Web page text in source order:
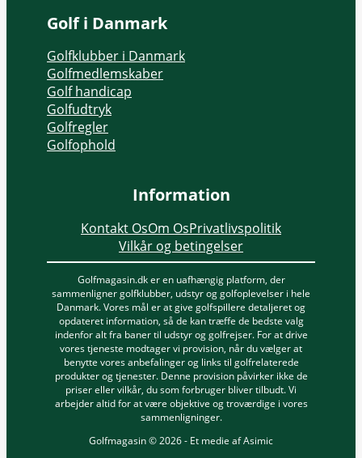
Golf i Danmark
Golfklubber i Danmark
Golfmedlemskaber
Golf handicap
Golfudtryk
Golfregler
Golfophold
Information
Kontakt OsOm OsPrivatlivspolitik
Vilkår og betingelser
Golfmagasin.dk er en uafhængig platform, der
sammenligner golfklubber, udstyr og golfoplevelser i hele
Danmark. Vores mål er at give golfspillere detaljeret og
opdateret information, så de kan træffe de bedste valg
indenfor alt fra baner til udstyr og golfrejser. For at drive
vores tjeneste modtager vi provision, når du vælger at
benytte vores anbefalinger og links til golfrelaterede
produkter og tjenester. Denne provision påvirker ikke de
priser eller vilkår, du som forbruger bliver tilbudt. Vi
arbejder altid for at være objektive og troværdige i vores
sammenligninger.
Golfmagasin © 2026 - Et medie af Asimic